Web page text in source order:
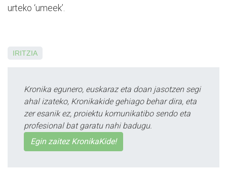
urteko ‘umeek’.
IRITZIA
Kronika egunero, euskaraz eta doan jasotzen segi
ahal izateko, Kronikakide gehiago behar dira, eta
zer esanik ez, proiektu komunikatibo sendo eta
profesional bat garatu nahi badugu.
Egin zaitez KronikaKide!